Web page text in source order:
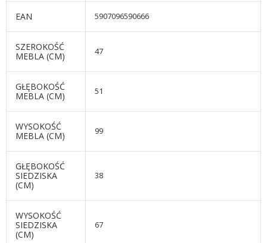
EAN 5907096590666
SZEROKOŚĆ
MEBLA (CM)
47
GŁĘBOKOŚĆ
MEBLA (CM)
51
WYSOKOŚĆ
MEBLA (CM)
99
GŁĘBOKOŚĆ
SIEDZISKA
(CM)
38
WYSOKOŚĆ
SIEDZISKA
(CM)
67